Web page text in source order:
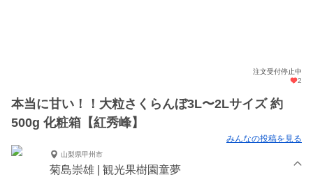
注文受付停止中
2
本当に甘い！！大粒さくらんぼ3L〜2Lサイズ 約
500g 化粧箱【紅秀峰】
みんなの投稿を見る
山梨県甲州市
菊島崇雄 | 観光果樹園童夢